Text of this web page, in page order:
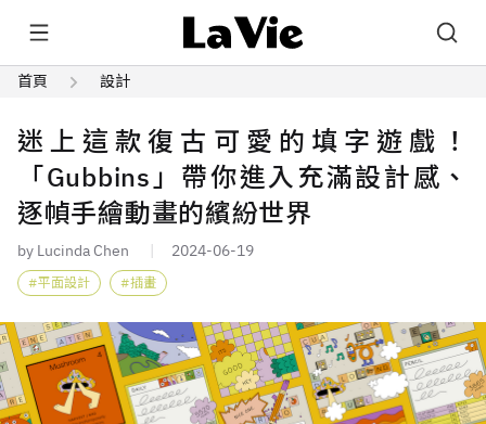
首頁 設計
迷上這款復古可愛的填字遊戲！
「Gubbins」帶你進入充滿設計感、
逐幀手繪動畫的繽紛世界
by Lucinda Chen 2024-06-19
平面設計 插畫